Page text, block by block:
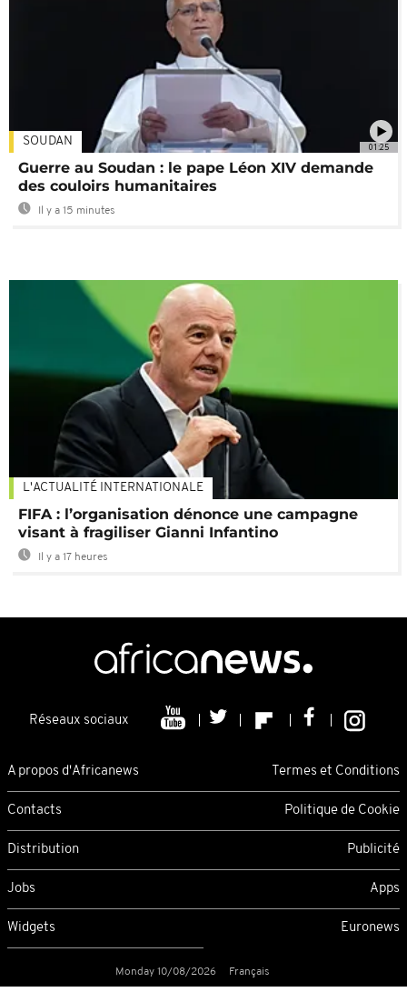
01:25
SOUDAN
Guerre au Soudan : le pape Léon XIV demande
des couloirs humanitaires
Il y a 15 minutes
L'ACTUALITÉ INTERNATIONALE
FIFA : l’organisation dénonce une campagne
visant à fragiliser Gianni Infantino
Il y a 17 heures
Réseaux sociaux
A propos d'Africanews Termes et Conditions
Contacts Politique de Cookie
Distribution Publicité
Jobs Apps
Widgets Euronews
Monday 10/08/2026